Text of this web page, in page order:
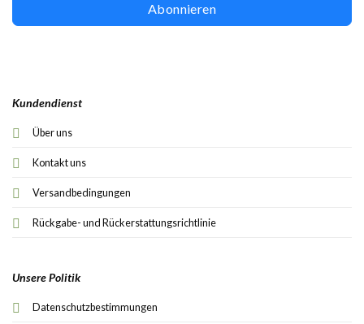
Kundendienst
Über uns
Kontakt uns
Versandbedingungen
Rückgabe- und Rückerstattungsrichtlinie
Unsere Politik
Datenschutzbestimmungen
Abonnieren